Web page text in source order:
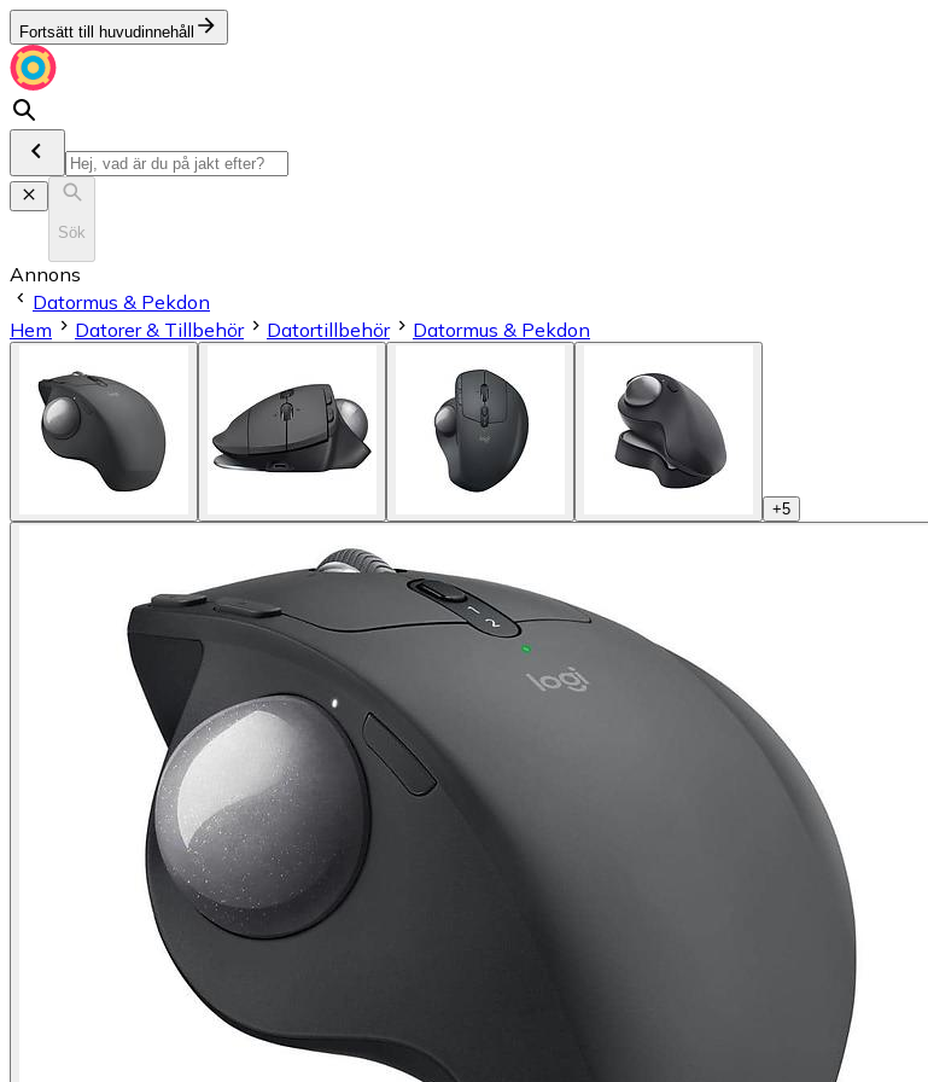
Fortsätt till huvudinnehåll
Sök
Annons
Datormus & Pekdon
Hem
Datorer & Tillbehör Datortillbehör Datormus & Pekdon
+5